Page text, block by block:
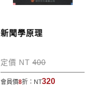
新聞學原理
定價 NT400
會員價8折： NT320